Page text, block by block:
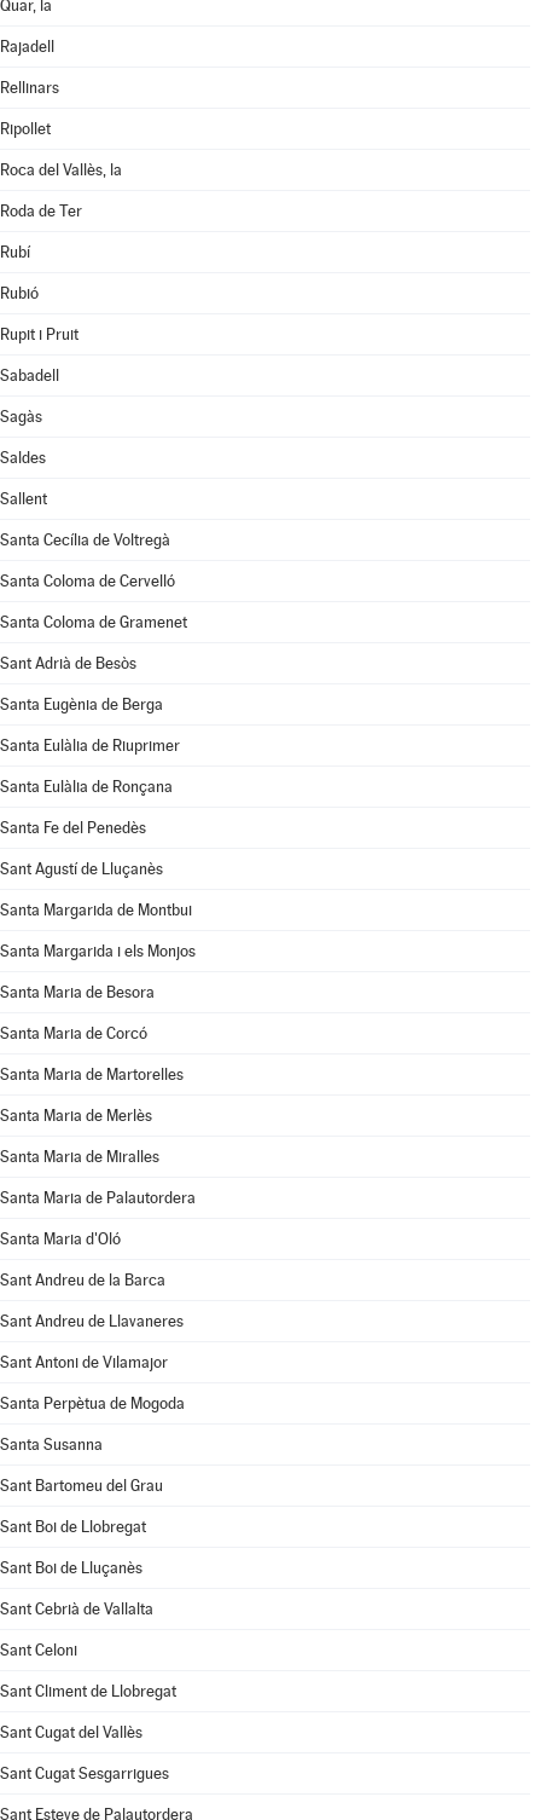
Quar, la
Rajadell
Rellinars
Ripollet
Roca del Vallès, la
Roda de Ter
Rubí
Rubió
Rupit i Pruit
Sabadell
Sagàs
Saldes
Sallent
Santa Cecília de Voltregà
Santa Coloma de Cervelló
Santa Coloma de Gramenet
Sant Adrià de Besòs
Santa Eugènia de Berga
Santa Eulàlia de Riuprimer
Santa Eulàlia de Ronçana
Santa Fe del Penedès
Sant Agustí de Lluçanès
Santa Margarida de Montbui
Santa Margarida i els Monjos
Santa Maria de Besora
Santa Maria de Corcó
Santa Maria de Martorelles
Santa Maria de Merlès
Santa Maria de Miralles
Santa Maria de Palautordera
Santa Maria d'Oló
Sant Andreu de la Barca
Sant Andreu de Llavaneres
Sant Antoni de Vilamajor
Santa Perpètua de Mogoda
Santa Susanna
Sant Bartomeu del Grau
Sant Boi de Llobregat
Sant Boi de Lluçanès
Sant Cebrià de Vallalta
Sant Celoni
Sant Climent de Llobregat
Sant Cugat del Vallès
Sant Cugat Sesgarrigues
Sant Esteve de Palautordera